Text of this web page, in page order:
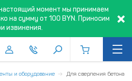
момент мы принимаем
на сумму от 100 BYN. Приносим
извинения.
и оборудование Для сверления бетона